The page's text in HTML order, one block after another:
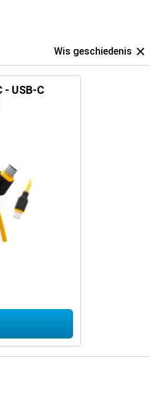
Wis geschiedenis
- USB-C